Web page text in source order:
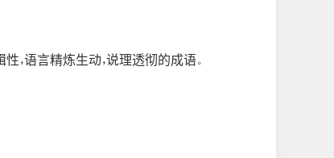
语言精炼生动，说理透彻的成语。